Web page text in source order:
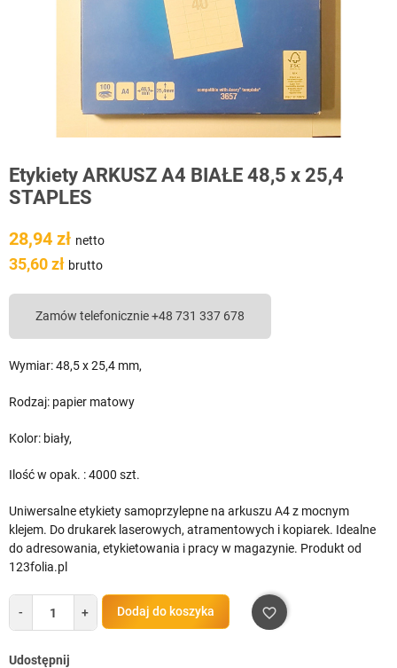
Etykiety ARKUSZ A4 BIAŁE 48,5 x 25,4
STAPLES
28,94 zł netto
35,60 zł brutto
Zamów telefonicznie +48 731 337 678
Wymiar: 48,5 x 25,4 mm,
Rodzaj: papier matowy
Kolor: biały,
Ilość w opak. : 4000 szt.
Uniwersalne etykiety samoprzylepne na arkuszu A4 z mocnym
klejem. Do drukarek laserowych, atramentowych i kopiarek. Idealne
do adresowania, etykietowania i pracy w magazynie. Produkt od
123folia.pl
- + Dodaj do koszyka favorite_border
Udostępnij